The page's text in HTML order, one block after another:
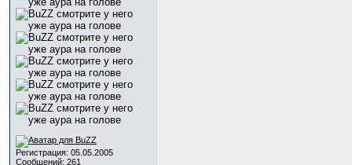
Регистрация: 05.05.2005
Сообщений: 261